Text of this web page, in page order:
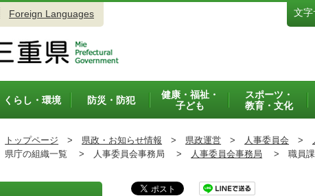
Foreign Languages 文字
くらし・環境 防災・防犯
健康・福祉・
子ども
スポーツ・
教育・文化
トップページ > 県政・お知らせ情報 > 県政運営 > 人事委員会 >
県庁の組織一覧 > 人事委員会事務局 > 人事委員会事務局 > 職員課